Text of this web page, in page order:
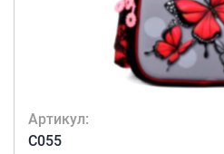
Артикул:
C055